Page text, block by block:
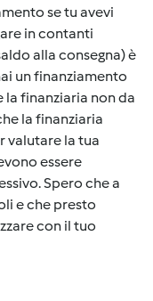
se tu avevi
in contanti
alla consegna) è
un finanziamento
la finanziaria non da
la finanziaria
valutare la tua
essere
Spero che a
e che presto
con il tuo